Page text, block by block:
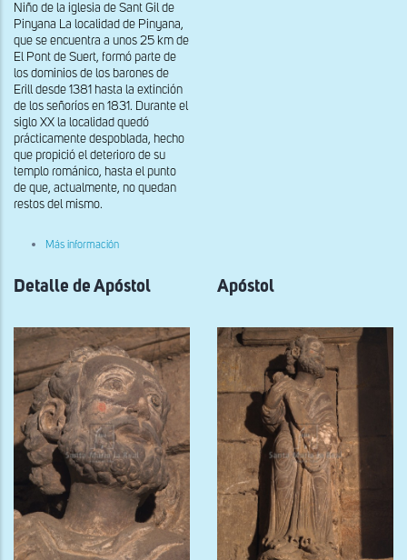
Niño de la iglesia de Sant Gil de
Pinyana La localidad de Pinyana,
que se encuentra a unos 25 km de
El Pont de Suert, formó parte de
los dominios de los barones de
Erill desde 1381 hasta la extinción
de los señoríos en 1831. Durante el
siglo XX la localidad quedó
prácticamente despoblada, hecho
que propició el deterioro de su
templo románico, hasta el punto
de que, actualmente, no quedan
restos del mismo.
Más información
el
Gil
de
Pinyana
Detalle de Apóstol Apóstol